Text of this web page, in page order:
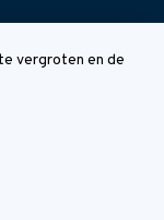
vergroten en de